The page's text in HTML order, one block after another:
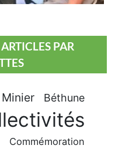
PAR
Béthune
Commémoration